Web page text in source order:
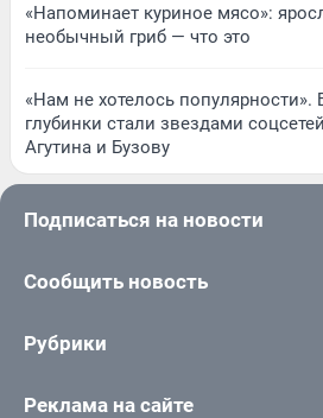
«Напоминает куриное мясо»:
необычный гриб — что это
«Нам не хотелось популярности».
глубинки стали звездами
Агутина и Бузову
Подписаться на новости
Сообщить новость
Рубрики
Реклама на сайте